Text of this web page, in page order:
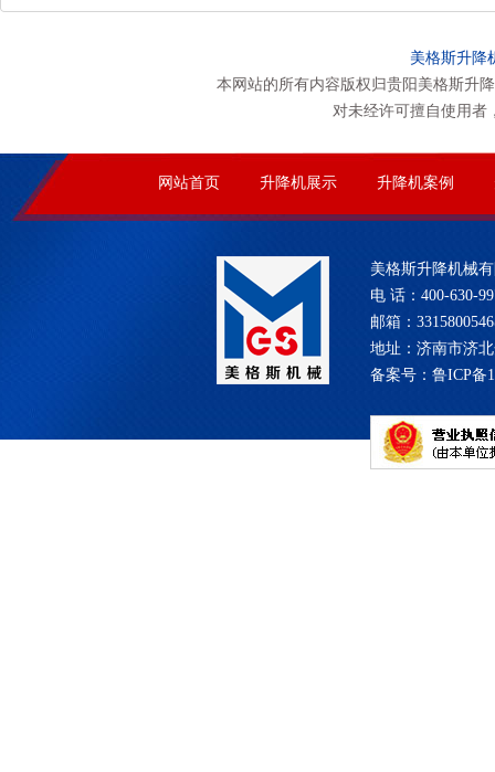
美格斯升降
本网站的所有内容版权归贵阳美格斯升
对未经许可擅自使用者
网站首页 升降机展示 升降机案例
美格斯升降机械
电 话：400-630-
邮箱：
地址：济南市济
备案号： 鲁ICP备